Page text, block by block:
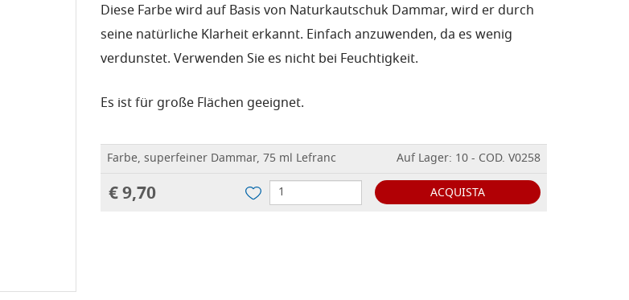
Diese Farbe wird auf Basis von Naturkautschuk Dammar, wird er durch
seine natürliche Klarheit erkannt. Einfach anzuwenden, da es wenig
verdunstet.Verwenden Sie es nicht bei Feuchtigkeit.
Es ist für große Flächen geeignet.
Farbe, superfeiner Dammar, 75 ml Lefranc Auf Lager: 10 - COD. V0258
€ 9,70 ACQUISTA